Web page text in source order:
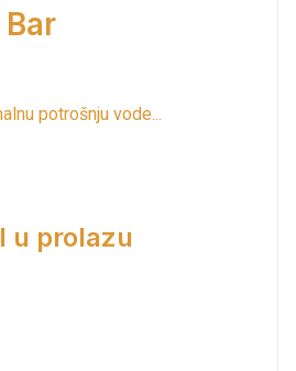
potrošnju vode...
u prolazu